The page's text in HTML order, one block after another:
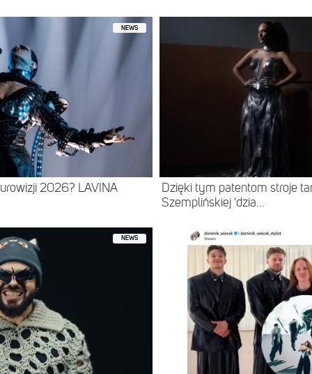
NEWS
2026? LAVINA
Dzięki tym patentom stroje
Szemplińskiej 'dzia...
NEWS